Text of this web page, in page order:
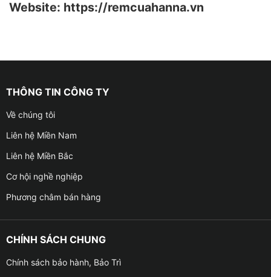
Website: https://remcuahanna.vn
THÔNG TIN CÔNG TY
Về chúng tôi
Liên hệ Miền Nam
Liên hệ Miền Bắc
Cơ hội nghề nghiệp
Phương châm bán hàng
CHÍNH SÁCH CHUNG
Chính sách bảo hành, Bảo Trì